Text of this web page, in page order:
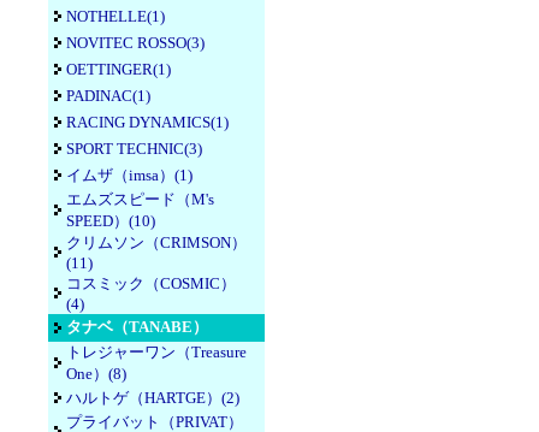
NOTHELLE(1)
NOVITEC ROSSO(3)
OETTINGER(1)
PADINAC(1)
RACING DYNAMICS(1)
SPORT TECHNIC(3)
イムザ（imsa）(1)
エムズスピード（M's
SPEED）(10)
クリムソン（CRIMSON）
(11)
コスミック（COSMIC）
(4)
タナベ（TANABE）
トレジャーワン（Treasure
One）(8)
ハルトゲ（HARTGE）(2)
プライバット（PRIVAT）